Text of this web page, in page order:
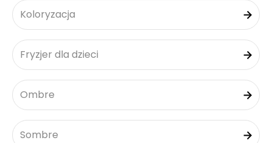
Koloryzacja
Fryzjer dla dzieci
Ombre
Sombre